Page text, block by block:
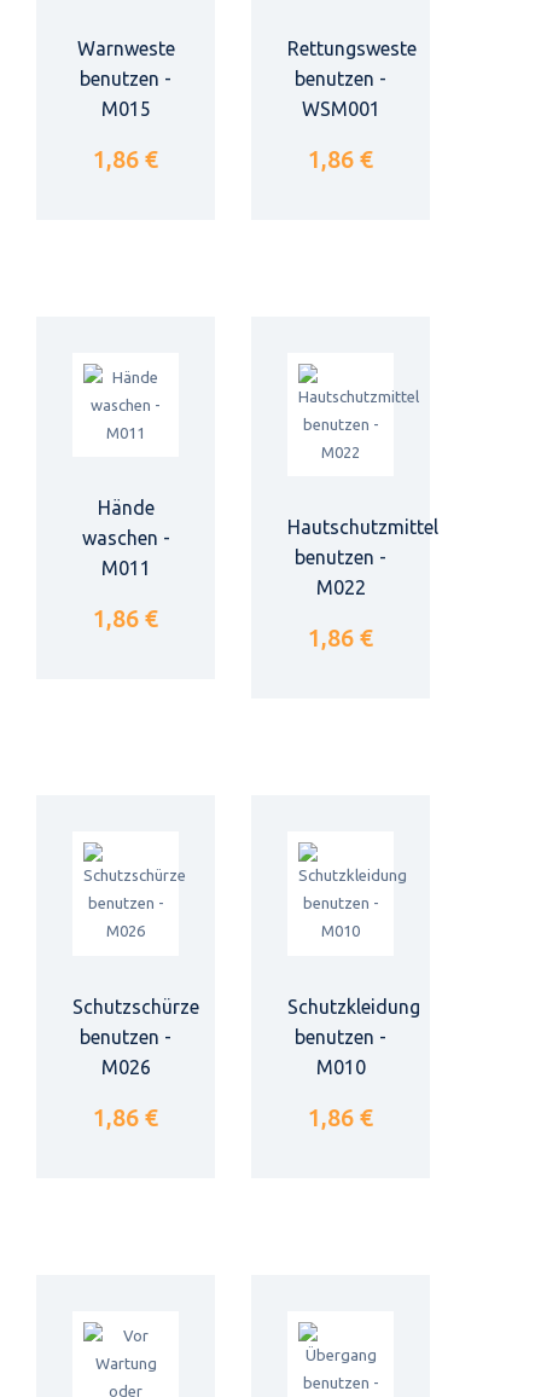
Warnweste
benutzen -
M015
1,86 €
Rettungsweste
benutzen -
WSM001
1,86 €
Hände
waschen -
M011
1,86 €
Hautschutzmittel
benutzen -
M022
1,86 €
Schutzschürze
benutzen -
M026
1,86 €
Schutzkleidung
benutzen -
M010
1,86 €